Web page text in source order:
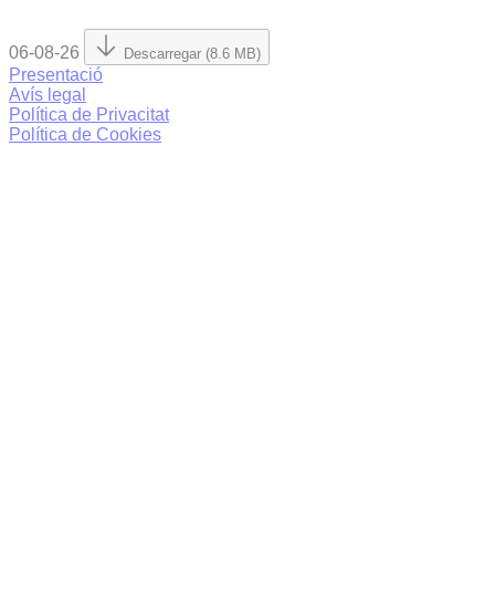
06-08-26 Descarregar (8.6 MB)
Presentació
Avís legal
Política de Privacitat
Política de Cookies